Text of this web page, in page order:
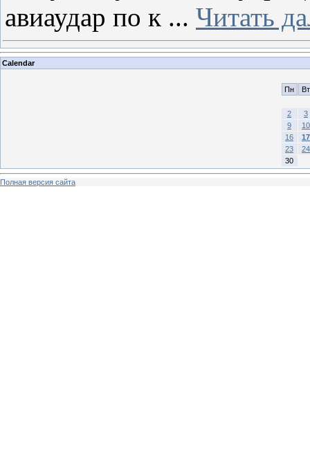
авиаудар по к ... Читать
Calendar
Пн Вт
2
3
9
10
16
17
23
24
30
Полная версия сайта